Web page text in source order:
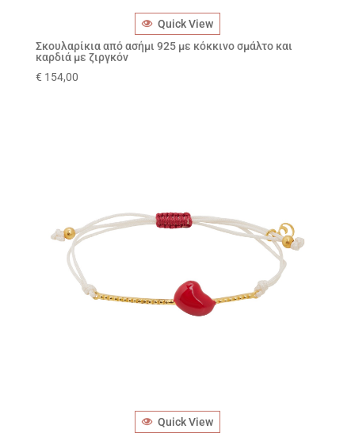
Quick View
Σκουλαρίκια από ασήμι 925 με κόκκινο σμάλτο και
καρδιά με ζιργκόν
€ 154,00
Quick View